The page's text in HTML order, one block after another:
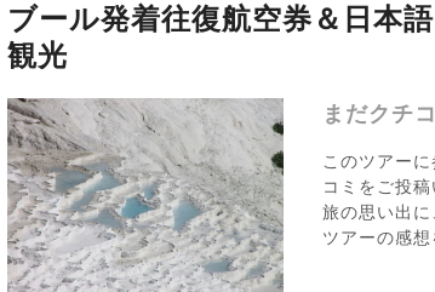
ブール発着往復航空券＆日本
観光
まだクチ
このツアー
コミをご投稿
旅の思い出
ツアーの感想